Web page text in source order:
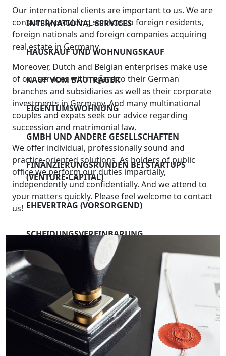
AKTUELLES
KONTAKT
Ehevertrag
Erbschaft abwickeln
Vorsorge &
Patientenverfügung
Asset Protection /
Vermögenssschutz
von
Wohnungseigentum
Ab 2023 höhere
Steuerlast für
Vererbung /
Schenkung von
Immobilien
Professionelle
Luftreinigung in
unseren
Räumlichkeiten
Haftungsausschluss
INTERNATIONAL SERVICES
HAUSKAUF UND WOHNUNGSKAUF
KAUF VOM BAUTRÄGER
EIGENTUMSWOHNUNG
GMBH UND ANDERE GESELLSCHAFTEN
FINANZIERUNGSRUNDEN BEI STARTUPS
(VENTURE-CAPITAL)
EHEVERTRAG (VORSORGEND)
SCHEIDUNGSVEREINBARUNG
VERMÖGENSNACHFOLGE
ERBSCHAFT ABWICKELN
VORSORGE & PATIENTENVERFÜGUNG
ASSET PROTECTION / VERMÖGENSSSCHUTZ
Our international clients are important to us. We are
constantly providing services to foreign residents,
foreign nationals and foreign companies acquiring
real estate in Germany.
Moreover, Dutch and Belgian enterprises make use
of our services with regard to their German
branches and subsidiaries as well as their corporate
investments in Germany. And many multinational
couples and expats seek our advice regarding
succession and matrimonial law.
We offer individual, professionally sound and
practice-oriented solutions. As holders of public
office we perform our duties impartially,
independently und confidentially. And we attend to
your matters quickly. Please feel welcome to contact
us!